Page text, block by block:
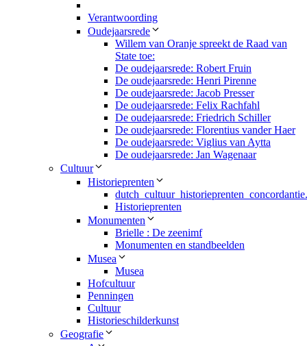
Verantwoording
Oudejaarsrede
Willem van Oranje spreekt de Raad van
State toe:
De oudejaarsrede: Robert Fruin
De oudejaarsrede: Henri Pirenne
De oudejaarsrede: Jacob Presser
De oudejaarsrede: Felix Rachfahl
De oudejaarsrede: Friedrich Schiller
De oudejaarsrede: Florentius vander Haer
De oudejaarsrede: Viglius van Aytta
De oudejaarsrede: Jan Wagenaar
Cultuur
Historieprenten
Historieprenten
Monumenten
Brielle : De zeenimf
Monumenten en standbeelden
Musea
Musea
Hofcultuur
Penningen
Cultuur
Historieschilderkunst
Geografie